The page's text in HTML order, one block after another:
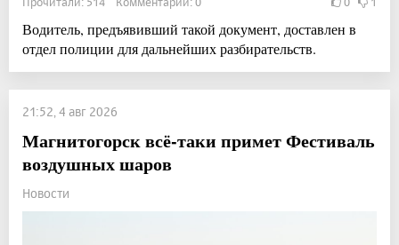
Водитель, предъявивший такой документ, доставлен в
отдел полиции для дальнейших разбирательств.
21:52, 4 авг 2026
Магнитогорск всё-таки примет Фестиваль
воздушных шаров
Новости